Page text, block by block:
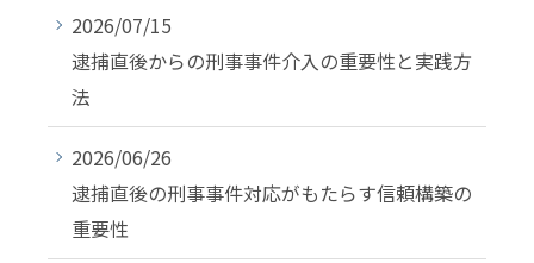
2026/07/15
逮捕直後からの刑事事件介入の重要性と実践方
法
2026/06/26
逮捕直後の刑事事件対応がもたらす信頼構築の
重要性